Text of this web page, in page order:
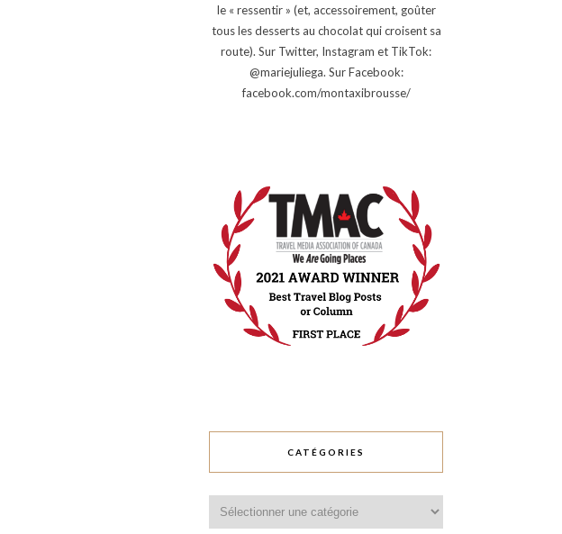
le « ressentir » (et, accessoirement, goûter
tous les desserts au chocolat qui croisent sa
route). Sur Twitter, Instagram et TikTok:
@mariejuliega. Sur Facebook:
facebook.com/montaxibrousse/
CATÉGORIES